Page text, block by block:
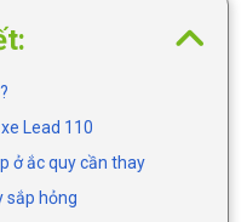
Lead 110
ở ắc quy cần thay
sắp hỏng